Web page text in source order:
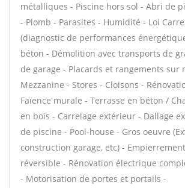
métalliques - Piscine hors sol - Abri de
- Plomb - Parasites - Humidité - Loi
(diagnostic de performances
béton - Démolition avec transports de
de garage - Placards et rangements sur
Mezzanine - Stores - Cloisons -
Faïence murale - Terrasse en béton /
en bois - Carrelage extérieur - Dallage
de piscine - Pool-house - Gros oeuvre
construction garage, etc) -
réversible - Rénovation électrique
- Motorisation de portes et portails -